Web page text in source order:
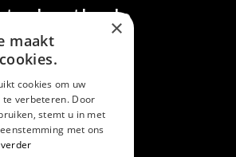
×
maakt
cookies om uw
verbeteren. Door
stemt u in met
met ons